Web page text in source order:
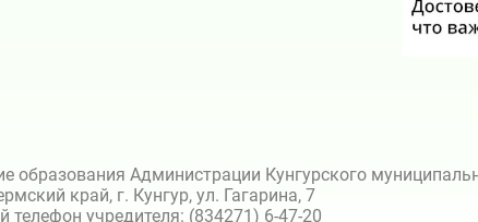
образования Администрации Кунгурского
край, г. Кунгур, ул. Гагарина, 7
телефон учредителя: (834271) 6-47-20